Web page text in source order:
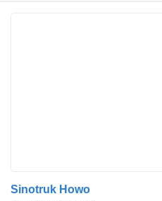
Sinotruk Howo